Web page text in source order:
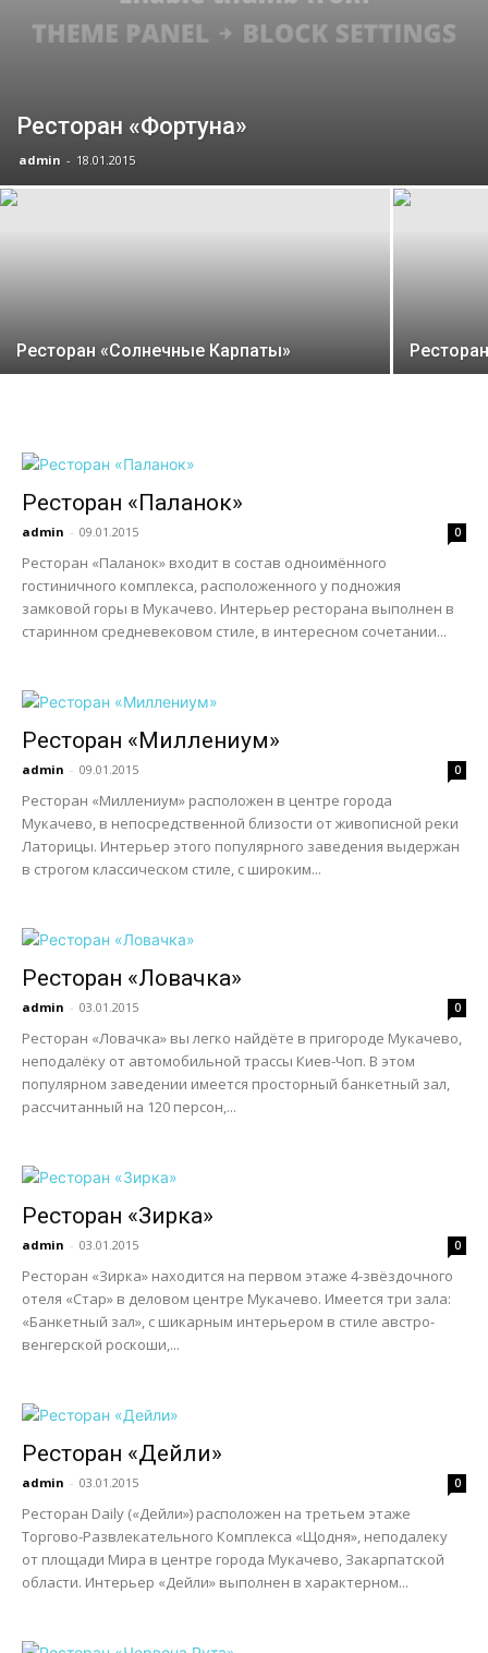
Ресторан «Фортуна»
admin - 18.01.2015
Ресторан «Солнечные Карпаты»
Ресторан «Паланок»
admin - 09.01.2015 0
Ресторан «Паланок» входит в состав одноимённого
гостиничного комплекса, расположенного у подножия
замковой горы в Мукачево. Интерьер ресторана выполнен в
старинном средневековом стиле, в интересном сочетании...
Ресторан «Миллениум»
admin - 09.01.2015 0
Ресторан «Миллениум» расположен в центре города
Мукачево, в непосредственной близости от живописной реки
Латорицы. Интерьер этого популярного заведения выдержан
в строгом классическом стиле, с широким...
Ресторан «Ловачка»
admin - 03.01.2015 0
Ресторан «Ловачка» вы легко найдёте в пригороде Мукачево,
неподалёку от автомобильной трассы Киев-Чоп. В этом
популярном заведении имеется просторный банкетный зал,
рассчитанный на 120 персон,...
Ресторан «Зирка»
admin - 03.01.2015 0
Ресторан «Зирка» находится на первом этаже 4-звёздочного
отеля «Стар» в деловом центре Мукачево. Имеется три зала:
«Банкетный зал», с шикарным интерьером в стиле австро-
венгерской роскоши,...
Ресторан «Дейли»
admin - 03.01.2015 0
Ресторан Daily («Дейли») расположен на третьем этаже
Торгово-Развлекательного Комплекса «Щодня», неподалеку
от площади Мира в центре города Мукачево, Закарпатской
области. Интерьер «Дейли» выполнен в характерном...